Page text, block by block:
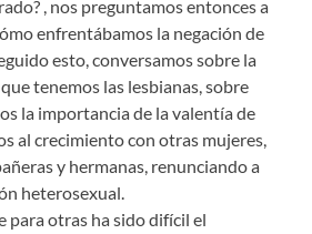
, nos preguntamos entonces a
enfrentábamos la negación de
esto, conversamos sobre la
tenemos las lesbianas, sobre
la importancia de la valentía de
al crecimiento con otras mujeres,
y hermanas, renunciando a
heterosexual.
para otras ha sido difícil el